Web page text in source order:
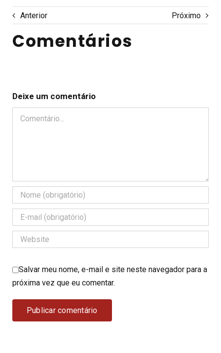
Anterior Próximo
Comentários
Deixe um comentário
Comentário
Salvar meu nome, e-mail e site neste navegador para a
próxima vez que eu comentar.